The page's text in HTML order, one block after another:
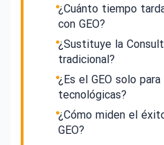
¿Cuánto tiempo
con GEO?
¿Sustituye la
tradicional?
¿Es el GEO solo
tecnológicas?
¿Cómo miden el
GEO?